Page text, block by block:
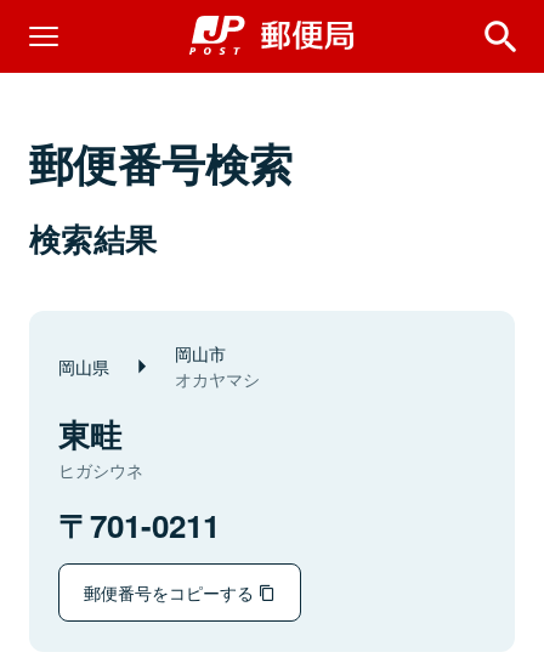
郵便番号検索
検索結果
岡山県 岡山市
オカヤマシ
東畦
ヒガシウネ
701-0211
郵便番号をコピーする